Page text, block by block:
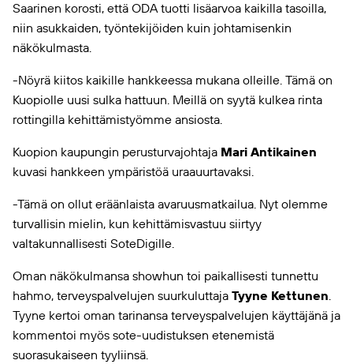
Saarinen korosti, että ODA tuotti lisäarvoa kaikilla tasoilla,
niin asukkaiden, työntekijöiden kuin johtamisenkin
näkökulmasta.
-Nöyrä kiitos kaikille hankkeessa mukana olleille. Tämä on
Kuopiolle uusi sulka hattuun. Meillä on syytä kulkea rinta
rottingilla kehittämistyömme ansiosta.
Kuopion kaupungin perusturvajohtaja Mari Antikainen
kuvasi hankkeen ympäristöä uraauurtavaksi.
-Tämä on ollut eräänlaista avaruusmatkailua. Nyt olemme
turvallisin mielin, kun kehittämisvastuu siirtyy
valtakunnallisesti SoteDigille.
Oman näkökulmansa showhun toi paikallisesti tunnettu
hahmo, terveyspalvelujen suurkuluttaja Tyyne Kettunen.
Tyyne kertoi oman tarinansa terveyspalvelujen käyttäjänä ja
kommentoi myös sote-uudistuksen etenemistä
suorasukaiseen tyyliinsä.